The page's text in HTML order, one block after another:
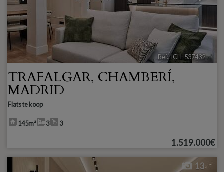
Ref.. ICH-537432🔗
TRAFALGAR, CHAMBERÍ,
MADRID
Flats te koop
145m² 3 3
1.519.000€
13